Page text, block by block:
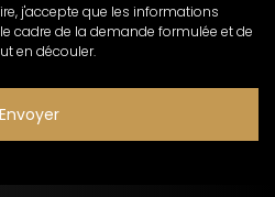
j'accepte que les informations
cadre de la demande formulée et de
en découler.